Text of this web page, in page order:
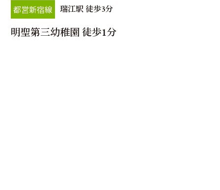
都営新宿線 瑞江駅 徒歩3分
明聖第三幼稚園 徒歩1分